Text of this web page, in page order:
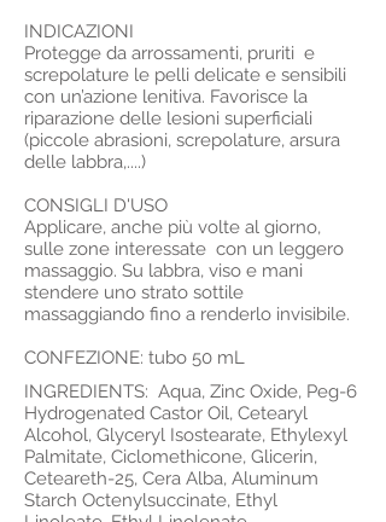
INDICAZIONI
Protegge da arrossamenti, pruriti e
screpolature le pelli delicate e sensibili
con un’azione lenitiva. Favorisce la
riparazione delle lesioni superficiali
(piccole abrasioni, screpolature, arsura
delle labbra,....)
CONSIGLI D'USO
Applicare, anche più volte al giorno,
sulle zone interessate con un leggero
massaggio. Su labbra, viso e mani
stendere uno strato sottile
massaggiando fino a renderlo invisibile.
CONFEZIONE: tubo 50 mL
INGREDIENTS: Aqua, Zinc Oxide, Peg-6
Hydrogenated Castor Oil, Cetearyl
Alcohol, Glyceryl Isostearate, Ethylexyl
Palmitate, Ciclomethicone, Glicerin,
Ceteareth-25, Cera Alba, Aluminum
Starch Octenylsuccinate, Ethyl